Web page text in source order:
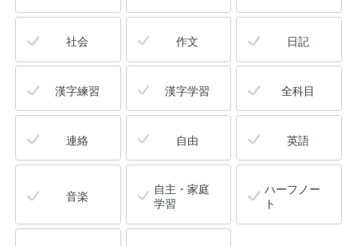
社会 作文 日記
漢字練習 漢字学習 全科目
連絡 自由 英語
音楽
自主・家庭
学習
ハーフノー
ト